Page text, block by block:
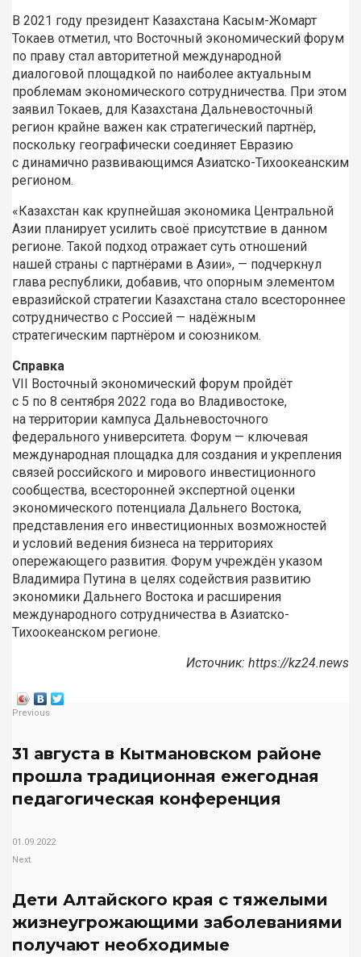
В 2021 году президент Казахстана Касым-Жомарт
Токаев отметил, что Восточный экономический форум
по праву стал авторитетной международной
диалоговой площадкой по наиболее актуальным
проблемам экономического сотрудничества. При этом
заявил Токаев, для Казахстана Дальневосточный
регион крайне важен как стратегический партнёр,
поскольку географически соединяет Евразию
с динамично развивающимся Азиатско-Тихоокеанским
регионом.
«Казахстан как крупнейшая экономика Центральной
Азии планирует усилить своё присутствие в данном
регионе. Такой подход отражает суть отношений
нашей страны с партнёрами в Азии», — подчеркнул
глава республики, добавив, что опорным элементом
евразийской стратегии Казахстана стало всестороннее
сотрудничество с Россией — надёжным
стратегическим партнёром и союзником.
Справка
VII Восточный экономический форум пройдёт
с 5 по 8 сентября 2022 года во Владивостоке,
на территории кампуса Дальневосточного
федерального университета. Форум — ключевая
международная площадка для создания и укрепления
связей российского и мирового инвестиционного
сообщества, всесторонней экспертной оценки
экономического потенциала Дальнего Востока,
представления его инвестиционных возможностей
и условий ведения бизнеса на территориях
опережающего развития. Форум учреждён указом
Владимира Путина в целях содействия развитию
экономики Дальнего Востока и расширения
международного сотрудничества в Азиатско-
Тихоокеанском регионе.
Источник: https://kz24.news
Previous
31 августа в Кытмановском районе
прошла традиционная ежегодная
педагогическая конференция
01.09.2022
Next
Дети Алтайского края с тяжелыми
жизнеугрожающими заболеваниями
получают необходимые